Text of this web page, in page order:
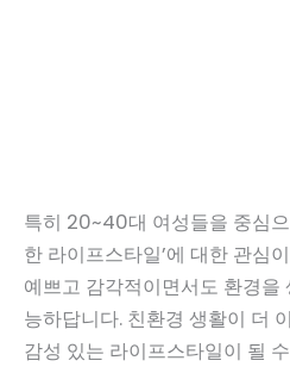
특히 20~40대 여성들을 중심으
한 라이프스타일’에 대한 관심
예쁘고 감각적이면서도 환경을
능하답니다. 친환경 생활이 더
감성 있는 라이프스타일이 될